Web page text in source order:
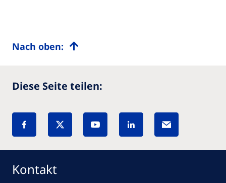
Nach oben:
Diese Seite teilen:
Kontakt